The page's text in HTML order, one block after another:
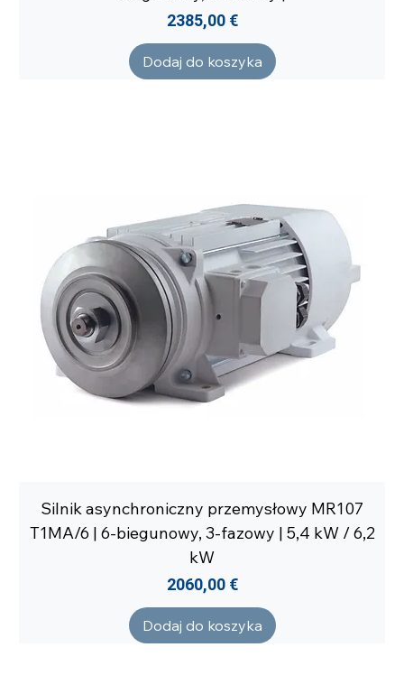
Cena
2385,00 €
Dodaj do koszyka
Silnik asynchroniczny przemysłowy MR107
T1MA/6 | 6-biegunowy, 3-fazowy | 5,4 kW / 6,2
kW
Cena
2060,00 €
Dodaj do koszyka